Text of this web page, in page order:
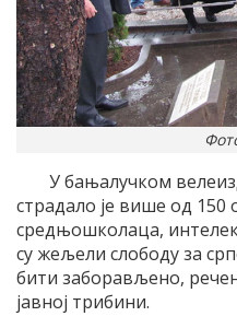
У бањалучком
страдало је више од 150
средњошколаца,
су жељели слободу за
бити заборављено,
јавној трибини.